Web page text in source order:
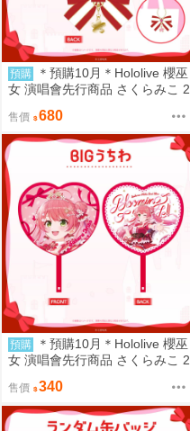
預購
＊預購10月＊Hololive 櫻巫
女 演唱會先行商品 さくらみこ 2
ブグッズ 掛飾 miko (9/5或售完
結單)
售價 680
預購
＊預購10月＊Hololive 櫻巫
女 演唱會先行商品 さくらみこ 2
ブグッズ BIG扇子 miko (9/5或售
完結單)
售價 340